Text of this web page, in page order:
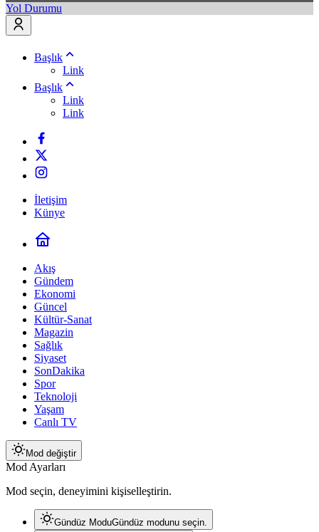
Yol Durumu
Başlık
Link
Başlık
Link
Link
İletişim
Künye
Akış
Gündem
Ekonomi
Güncel
Kültür-Sanat
Magazin
Sağlık
Siyaset
SonDakika
Spor
Teknoloji
Yaşam
Canlı TV
Mod değiştir
Mod Ayarları
Mod seçin, deneyimini kişiselleştirin.
Gündüz ModuGündüz modunu seçin.